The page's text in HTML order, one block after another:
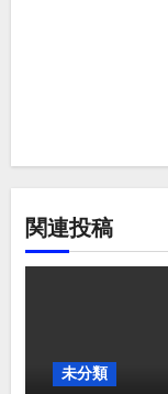
関連投稿
未分類